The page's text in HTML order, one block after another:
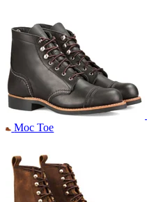
Moc Toe